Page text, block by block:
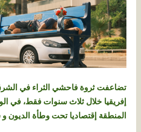
تضاعفت ثروة فاحشي الثراء في
إفريقيا خلال ثلاث سنوات فقط، في
المنطقة إقتصاديا تحت وطأة